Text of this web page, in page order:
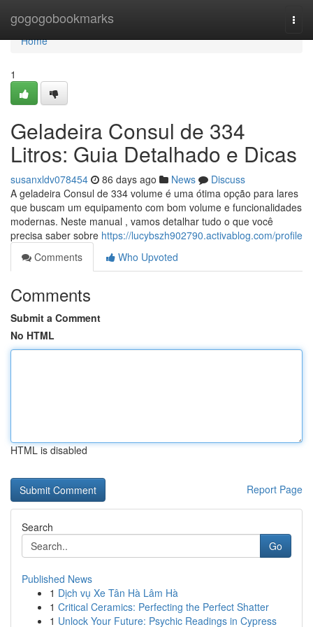
gogogobookmarks
Home
Home
1
Geladeira Consul de 334
Litros: Guia Detalhado e Dicas
susanxldv078454 86 days ago News
Discuss
A geladeira Consul de 334 volume é uma ótima opção para lares
que buscam um equipamento com bom volume e funcionalidades
modernas. Neste manual , vamos detalhar tudo o que você
precisa saber sobre https://lucybszh902790.activablog.com/profile
Comments
Who Upvoted
Comments
Submit a Comment
No HTML
HTML is disabled
Report Page
Search
Go
Published News
1 Dịch vụ Xe Tân Hà Lâm Hà
1 Critical Ceramics: Perfecting the Perfect Shatter
1 Unlock Your Future: Psychic Readings in Cypress